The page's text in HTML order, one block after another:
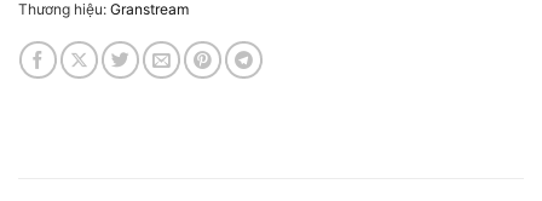
Thương hiệu: Granstream